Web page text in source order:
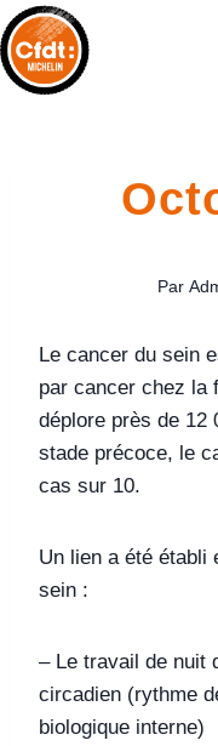
Par
Le cancer du sein
par cancer chez la
déplore près de 12
stade précoce, le
cas sur 10.
Un lien a été établi
sein :
– Le travail de nuit
circadien (rythme
biologique interne)